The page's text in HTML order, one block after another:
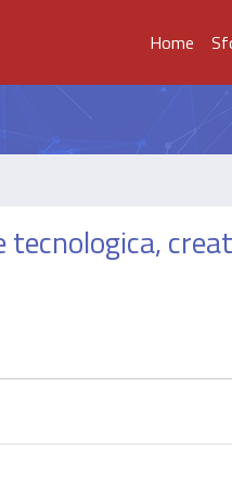
Home
tecnologica,